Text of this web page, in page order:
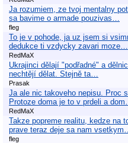
Ja rozumiem, ze tvoj mentalny
sa bavime o armade pouzivas…
fleg
To je v pohode, ja uz jsem si
dedukce ti vzdycky zavari moze…
RedMaX
Ukrajinci dělají "podřadné" a
nechtějí dělat. Stejně ta…
Prasak
Ja ale nic takoveho nepisu. Proc
Protoze doma je to v prdeli a dom…
RedMaX
Takze popreme realitu, kedze na
prave teraz deje sa nam vsetkym…
fleg